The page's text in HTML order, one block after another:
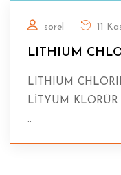
sorel 11
LITHIUM
LITHIUM
LİTYUM
..